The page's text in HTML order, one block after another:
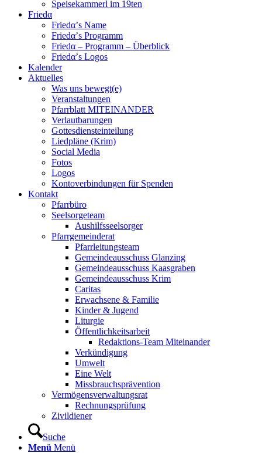
Speisekammerl im 19ten
Friedα
Friedα’s Name
Friedα’s Programm
Friedα – Programm – Überblick
Friedα’s Logos
Kalender
Aktuelles
Was uns bewegt(e)
Veranstaltungen
Pfarrblatt MITEINANDER
Verlautbarungen
Gottesdiensteinteilung
Liedpläne (Krim)
Social Media
Fotos
Logos
Kontoverbindungen für Spenden
Kontakt
Pfarrbüro
Seelsorgeteam
Aushilfsseelsorger
Pfarrgemeinderat
Pfarrleitungsteam
Gemeindeausschuss Glanzing
Gemeindeausschuss Kaasgraben
Gemeindeausschuss Krim
Caritas
Erwachsene & Familie
Kinder & Jugend
Liturgie
Öffentlichkeitsarbeit
Redaktions-Team Miteinander
Verkündigung
Umwelt
Eine Welt
Missbrauchsprävention
Vermögensverwaltungsrat
Rechnungsprüfung
Zivildiener
Suche
Menü Menü